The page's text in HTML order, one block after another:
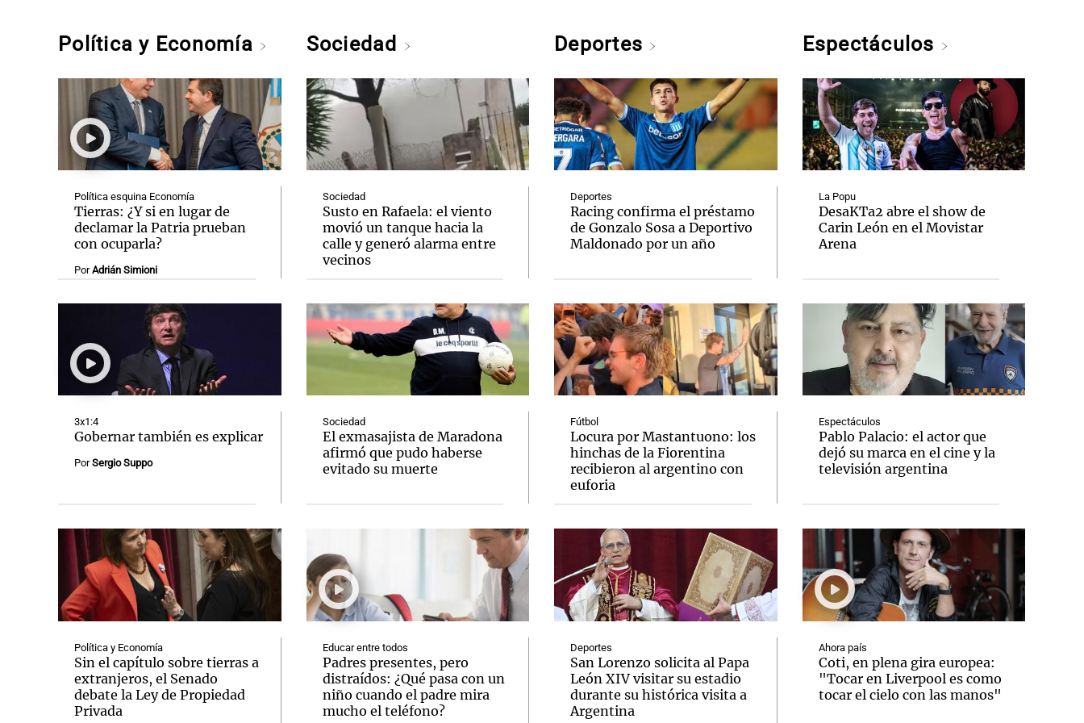
Política y Economía
Política esquina Economía
Tierras: ¿Y si en lugar de
declamar la Patria prueban
con ocuparla?
PorAdrián Simioni
3x1:4
Gobernar también es explicar
PorSergio Suppo
Política y Economía
Sin el capítulo sobre tierras a
extranjeros, el Senado
debate la Ley de Propiedad
Privada
Sociedad
Sociedad
Susto en Rafaela: el viento
movió un tanque hacia la
calle y generó alarma entre
vecinos
Sociedad
El exmasajista de Maradona
afirmó que pudo haberse
evitado su muerte
Educar entre todos
Padres presentes, pero
distraídos: ¿Qué pasa con un
niño cuando el padre mira
mucho el teléfono?
Deportes
Deportes
Racing confirma el préstamo
de Gonzalo Sosa a Deportivo
Maldonado por un año
Fútbol
Locura por Mastantuono: los
hinchas de la Fiorentina
recibieron al argentino con
euforia
Deportes
San Lorenzo solicita al Papa
León XIV visitar su estadio
durante su histórica visita a
Argentina
Espectáculos
La Popu
DesaKTa2 abre el show de
Carin León en el Movistar
Arena
Espectáculos
Pablo Palacio: el actor que
dejó su marca en el cine y la
televisión argentina
Ahora país
Coti, en plena gira europea:
"Tocar en Liverpool es como
tocar el cielo con las manos"
Notas
El huracán de Arequito
Notas
Cadena 3 en Groenlandia
Notas